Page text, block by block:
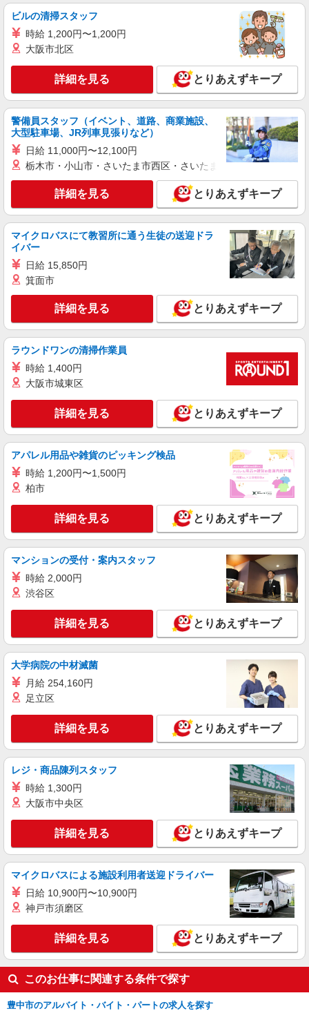
株式会社テクノ・サービス/お仕事No/0838427
時給1241円交通費全額支給
キープ 詳細を見る
派遣社員
株式会社テクノ・サービス/お仕事No/0876672
電子機器の組立・検査
時給1300円交通費全額支給
大阪府豊中市
詳細を見る
紹介予定派遣
株式会社テクノ・サービス/お仕事No/0891379
時給1500円交通費全額支給
大阪府豊中市 ＊バイク通勤OK
キープ
派遣社員
検査・箱詰め作業
時給1250円交通費全額支給
大阪府豊中市 ＊バイク通勤OK
キープ 詳細を見る
派遣社員
株式会社テクノ・サービス/お仕事No/0899842
品質検査・管理業務
時給1250円交通費全額支給
大阪府豊中市 ＊バイク通勤OK
詳細を見る
株式会社テクノ・サービス/お仕事No/0797473
缶の運搬・製造補助
キープ 詳細を見る
株式会社テクノ・サービス/お仕事No/0891360
大阪府豊中市 ＊バイク通勤OK
キープ 詳細を見る
ビルの清掃スタッフ
時給 1,200円〜1,200円
大阪市北区
詳細を見る とりあえずキープ
警備員スタッフ（イベント、道路、商業施設、
大型駐車場、JR列車見張りなど）
日給 11,000円〜12,100円
栃木市・小山市・さいたま市西区・さいたま市岩槻区・久喜市・
詳細を見る とりあえずキープ
マイクロバスにて教習所に通う生徒の送迎ドラ
イバー
日給 15,850円
箕面市
詳細を見る とりあえずキープ
ラウンドワンの清掃作業員
時給 1,400円
大阪市城東区
詳細を見る とりあえずキープ
アパレル用品や雑貨のピッキング検品
時給 1,200円〜1,500円
柏市
詳細を見る とりあえずキープ
マンションの受付・案内スタッフ
時給 2,000円
渋谷区
詳細を見る とりあえずキープ
大学病院の中材滅菌
月給 254,160円
足立区
詳細を見る とりあえずキープ
レジ・商品陳列スタッフ
時給 1,300円
大阪市中央区
詳細を見る とりあえずキープ
マイクロバスによる施設利用者送迎ドライバー
日給 10,900円〜10,900円
神戸市須磨区
詳細を見る とりあえずキープ
このお仕事に関連する条件で探す
豊中市のアルバイト・バイト・パートの求人を探す